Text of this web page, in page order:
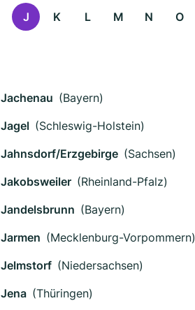
J K L M N O
Jachenau (Bayern)
Jagel (Schleswig-Holstein)
Jahnsdorf/Erzgebirge (Sachsen)
Jakobsweiler (Rheinland-Pfalz)
Jandelsbrunn (Bayern)
Jarmen (Mecklenburg-Vorpommern)
Jelmstorf (Niedersachsen)
Jena (Thüringen)